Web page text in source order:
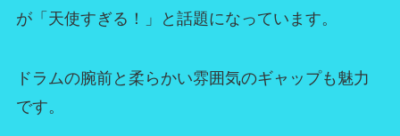
が「天使すぎる！」と話題になっています。
ドラムの腕前と柔らかい雰囲気のギャップも魅力
です。